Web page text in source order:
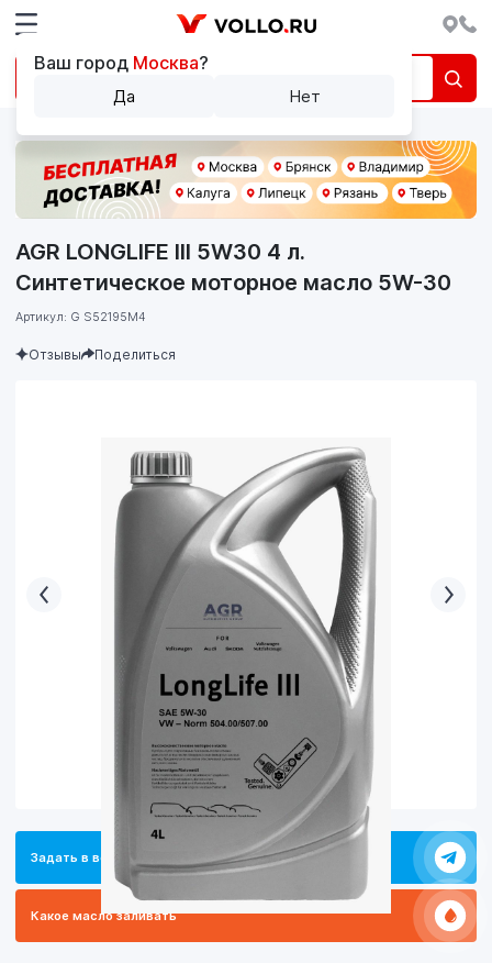
Задать в вопрос в Телеграм
Какое масло заливать
AGR LONGLIFE III 5W30 4 л.
Cинтетическое моторное масло 5W-30
Артикул: G S52195M4
Отзывы Поделиться
Ваш город Москва?
Да Нет